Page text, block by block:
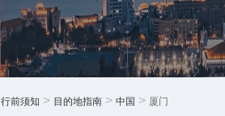
行前须知 > 目的地指南 > 中国 > 厦门